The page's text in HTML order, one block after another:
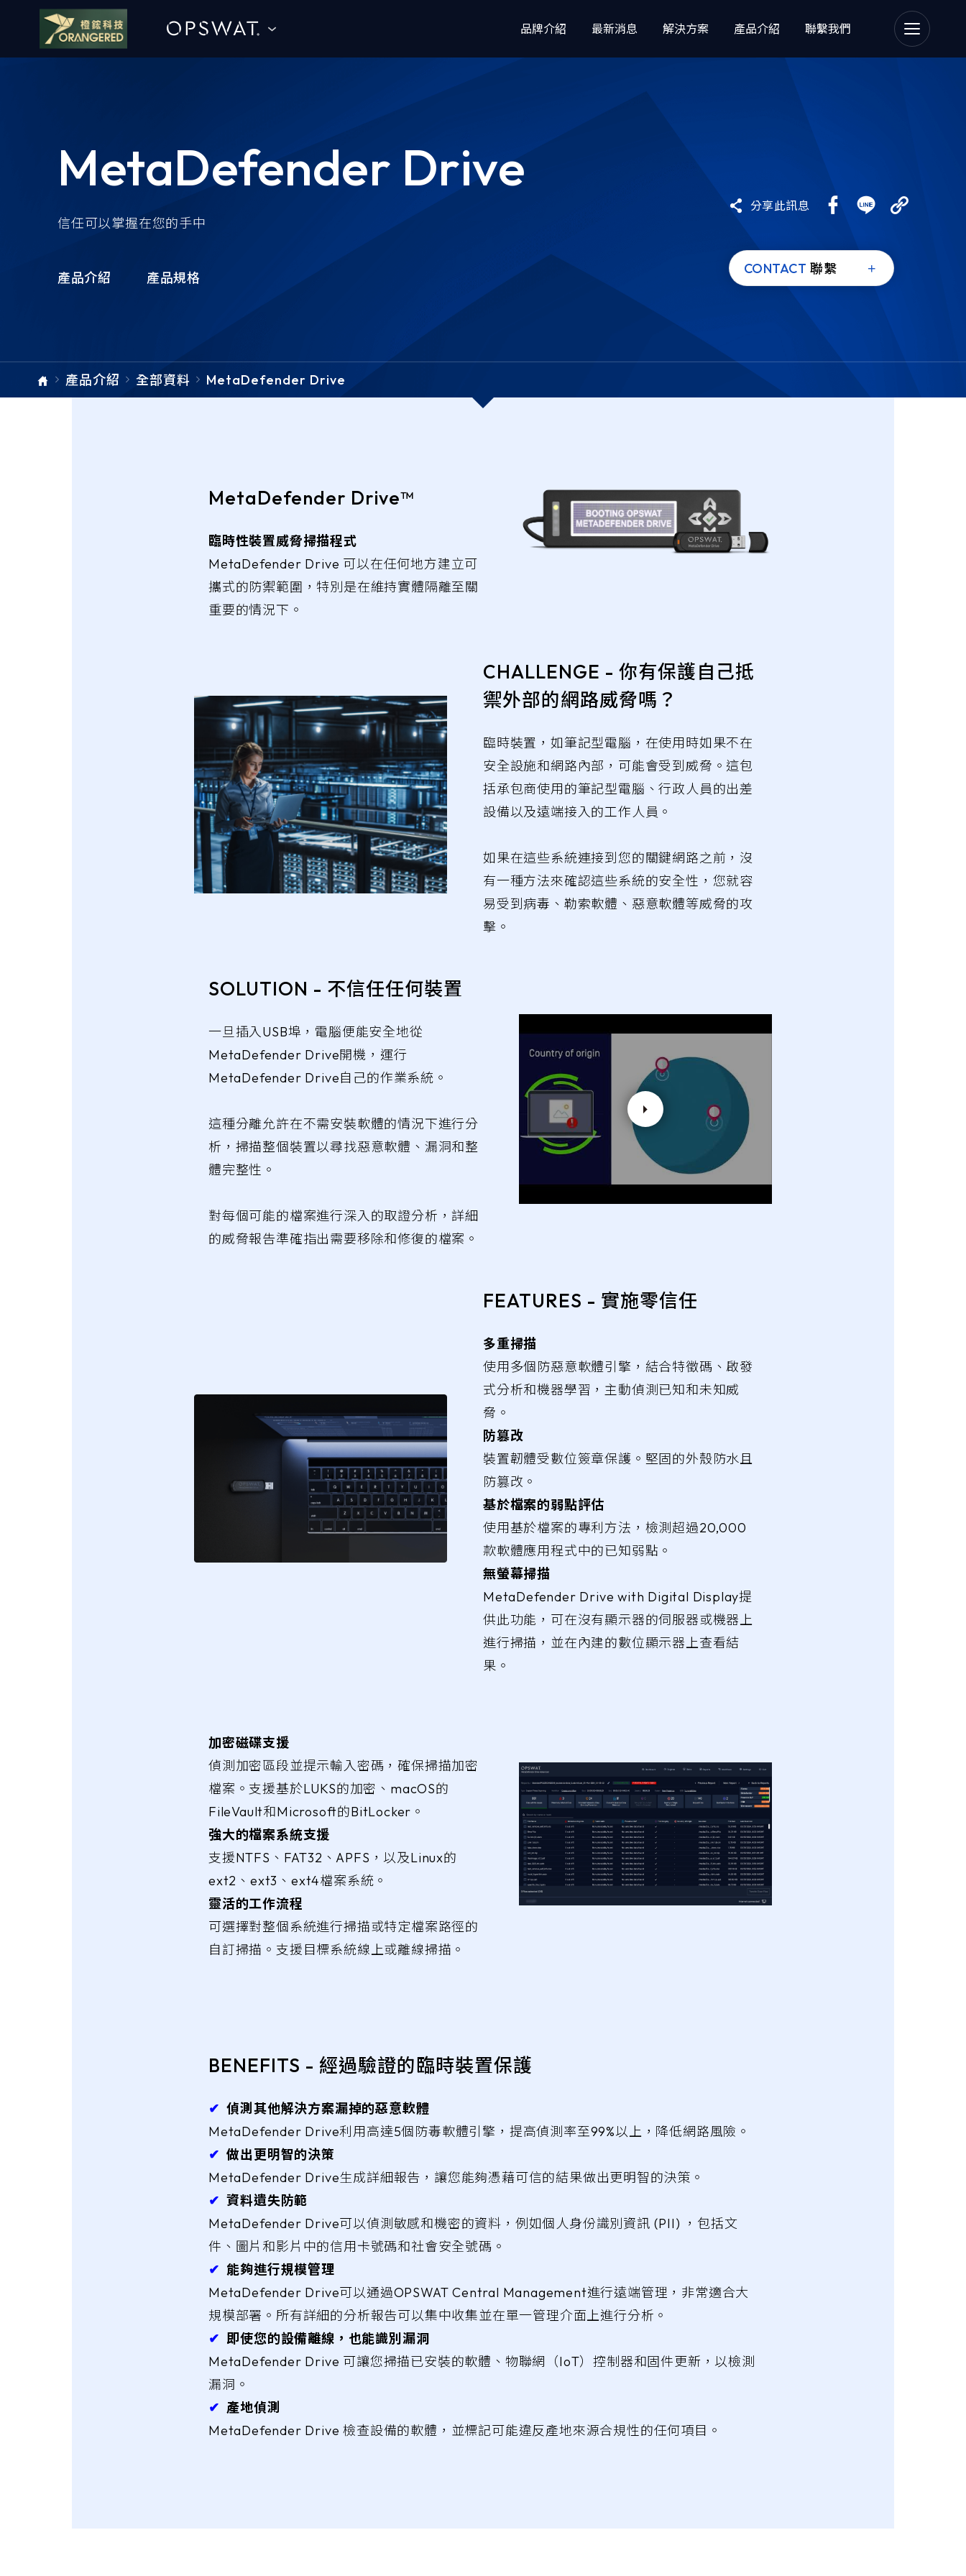
QSAN 廣盛科技
SSH Communications Security
品牌介紹 最新消息 解決方案 產品介紹 聯繫我們
產品介紹
了解品牌提供的產品內
迎與我們聯繫！
檔案下載
MetaDefender Core
MetaDefender ICAP Server
MetaDefender Sandbox
檔案傳輸管理
MetaDefender Managed File
MetaDefender Transfer Guard
邊界和可攜式多媒體保護
MetaDefender Kiosk
安全存取
MetaDefender Access
Security Gateway (USG)
MetaDefender Bilateral Security
Gateway (BSG)
MetaDefender Industrial Firewall &
MetaDefender NetWall
中央控管
My OPSWAT
OEM代工
MetaDefender Endpoint Security
SDK
MetaDefender Drive
信任可以掌握在您的手中
產品介紹 產品規格
分享此訊息
CONTACT 聯繫
產品介紹 全部資料 MetaDefender Drive
MetaDefender Drive™
臨時性裝置威脅掃描程式
MetaDefender Drive 可以在任何地方建立可
攜式的防禦範圍，特別是在維持實體隔離至關
重要的情況下。
CHALLENGE - 你有保護自己抵
禦外部的網路威脅嗎？
臨時裝置，如筆記型電腦，在使用時如果不在
安全設施和網路內部，可能會受到威脅。這包
括承包商使用的筆記型電腦、行政人員的出差
設備以及遠端接入的工作人員。
如果在這些系統連接到您的關鍵網路之前，沒
有一種方法來確認這些系統的安全性，您就容
易受到病毒、勒索軟體、惡意軟體等威脅的攻
擊。
SOLUTION - 不信任任何裝置
一旦插入USB埠，電腦便能安全地從
MetaDefender Drive開機，運行
MetaDefender Drive自己的作業系統。
這種分離允許在不需安裝軟體的情況下進行分
析，掃描整個裝置以尋找惡意軟體、漏洞和整
體完整性。
對每個可能的檔案進行深入的取證分析，詳細
的威脅報告準確指出需要移除和修復的檔案。
FEATURES - 實施零信任
多重掃描
使用多個防惡意軟體引擎，結合特徵碼、啟發
式分析和機器學習，主動偵測已知和未知威
脅。
防篡改
裝置韌體受數位簽章保護。堅固的外殼防水且
防篡改。
基於檔案的弱點評估
使用基於檔案的專利方法，檢測超過20,000
款軟體應用程式中的已知弱點。
無螢幕掃描
MetaDefender Drive with Digital Display提
供此功能，可在沒有顯示器的伺服器或機器上
進行掃描，並在內建的數位顯示器上查看結
果。
加密磁碟支援
偵測加密區段並提示輸入密碼，確保掃描加密
檔案。支援基於LUKS的加密、macOS的
FileVault和Microsoft的BitLocker。
強大的檔案系統支援
支援NTFS、FAT32、APFS，以及Linux的
ext2、ext3、ext4檔案系統。
靈活的工作流程
可選擇對整個系統進行掃描或特定檔案路徑的
自訂掃描。支援目標系統線上或離線掃描。
BENEFITS - 經過驗證的臨時裝置保護
✔︎ 偵測其他解決方案漏掉的惡意軟體
MetaDefender Drive利用高達5個防毒軟體引擎，提高偵測率至99%以上，降低網路風險。
✔︎ 做出更明智的決策
MetaDefender Drive生成詳細報告，讓您能夠憑藉可信的結果做出更明智的決策。
✔︎ 資料遺失防範
MetaDefender Drive可以偵測敏感和機密的資料，例如個人身份識別資訊 (PII) ，包括文
件、圖片和影片中的信用卡號碼和社會安全號碼。
✔︎ 能夠進行規模管理
MetaDefender Drive可以通過OPSWAT Central Management進行遠端管理，非常適合大
規模部署。所有詳細的分析報告可以集中收集並在單一管理介面上進行分析。
✔︎ 即使您的設備離線，也能識別漏洞
MetaDefender Drive 可讓您掃描已安裝的軟體、物聯網（IoT）控制器和固件更新，以檢測
漏洞。
✔︎ 產地偵測
MetaDefender Drive 檢查設備的軟體，並標記可能違反產地來源合規性的任何項目。